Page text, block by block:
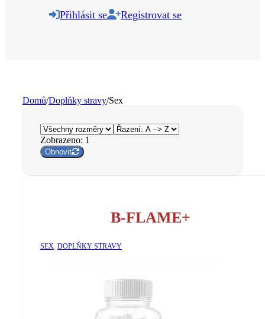
Přihlásit se Registrovat se
Domů/Doplňky stravy/Sex
Zobrazeno: 1
Obnovit
B-FLAME+
SEX, DOPLŇKY STRAVY